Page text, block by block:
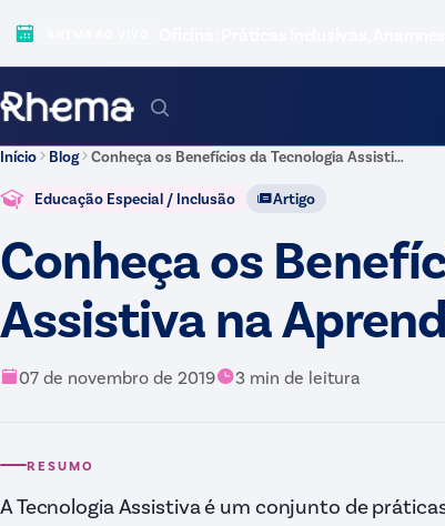
Início Blog Conheça os Benefícios da Tecnologia Assistiva na Aprendizagem
Educação Especial / Inclusão Artigo
Conheça os
Assistiva na
07 de novembro de 2019 3 min de leitura
RESUMO
A Tecnologia Assistiva é um conjunto de